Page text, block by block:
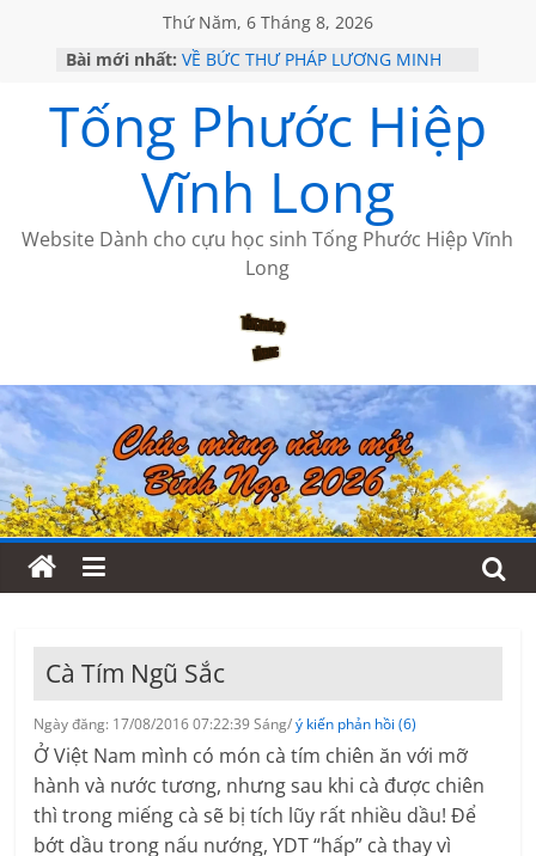
Thứ Năm, 6 Tháng 8, 2026
Bài mới nhất: VỀ BỨC THƯ PHÁP LƯƠNG MINH
HỌC SỬ HỒI XƯA
MỘT ĐỜI ĐI QUA NHỮNG TRANG
SÁCH
BẤT CHỢT CỦA CHÂU LỆ DUNG
CÀ PHÊ NGẮM NÚI
Tống Phước Hiệp
Vĩnh Long
Website Dành cho cựu học sinh Tống Phước Hiệp Vĩnh
Long
Cà Tím Ngũ Sắc
Ngày đăng: 17/08/2016 07:22:39 Sáng/ý kiến phản hồi (6)
Ở Việt Nam mình có món cà tím chiên ăn với mỡ
hành và nước tương, nhưng sau khi cà được chiên
thì trong miếng cà sẽ bị tích lũy rất nhiều dầu! Để
bớt dầu trong nấu nướng, YDT “hấp” cà thay vì